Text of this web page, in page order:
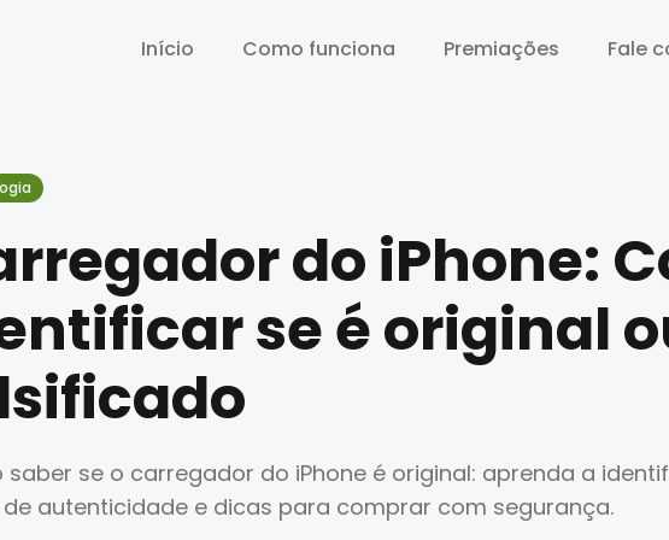
Início Como funciona Premiações Fale
Início Como funciona Premiações Fale
do iPhone:
se é original
saber se o carregador do iPhone é original: aprenda a
de autenticidade e dicas para comprar com segurança.